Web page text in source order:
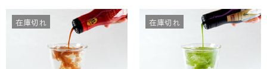
在庫切れ 在庫切れ